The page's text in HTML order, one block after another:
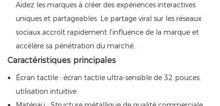
Aidez les marques à créer des expériences interactives
uniques et partageables. Le partage viral sur les réseaux
sociaux accroît rapidement l'influence de la marque et
accélère sa pénétration du marché.
Caractéristiques principales
Écran tactile : écran tactile ultra-sensible de 32 pouces,
utilisation intuitive